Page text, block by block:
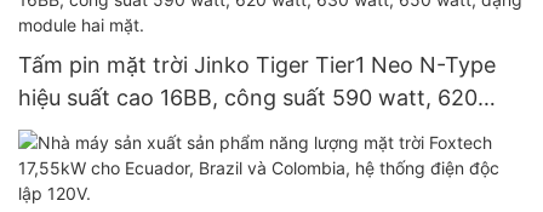
Tấm pin mặt trời Jinko Tiger Tier1 Neo N-Type
hiệu suất cao 16BB, công suất 590 watt, 620
watt, 630 watt, 650 watt, dạng module hai mặt.